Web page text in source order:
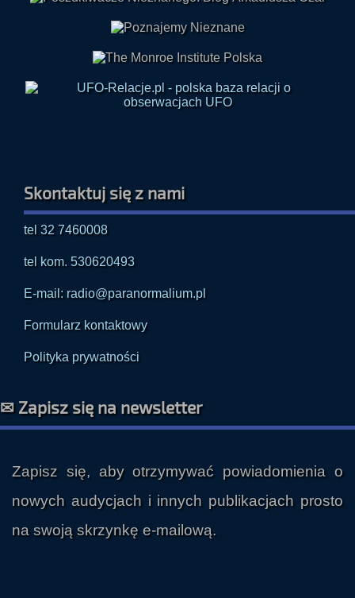
Skontaktuj się z nami
tel 32 7460008
tel kom. 530620493
E-mail: radio@paranormalium.pl
Formularz kontaktowy
Polityka prywatności
✉ Zapisz się na newsletter
Zapisz się, aby otrzymywać powiadomienia o
nowych audycjach i innych publikacjach prosto
na swoją skrzynkę e-mailową.